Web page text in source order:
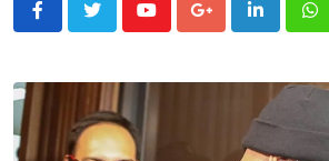
YoutubeGoogle+LinkedIn